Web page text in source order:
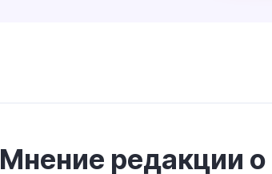
Мнение редакции о